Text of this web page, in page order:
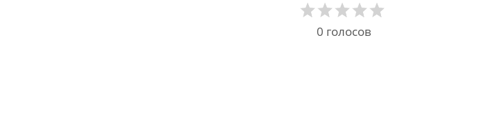
0 голосов